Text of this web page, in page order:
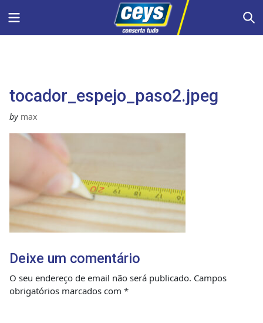
Menu
tocador_espejo_paso2.jpeg
by max
Deixe um comentário
O seu endereço de email não será publicado. Campos
obrigatórios marcados com *